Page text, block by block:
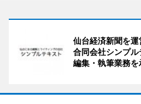
仙台経済新聞を運
合同会社シンプ
編集・執筆業務